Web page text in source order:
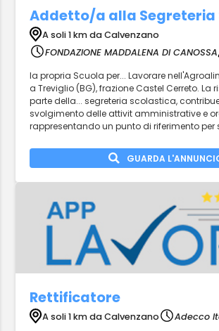
Addetto/a alla Segreteria
A soli 1 km da Calvenzano
FONDAZIONE MADDALENA DI CANOSSA
la propria Scuola per... Lavorare
a Treviglio (BG), frazione Castel Cerreto. La
parte della... segreteria scolastica,
svolgimento delle attivit amministrative e
rappresentando un punto di riferimento per
GUARDA
Rettificatore
A soli 1 km da Calvenzano
Adecco